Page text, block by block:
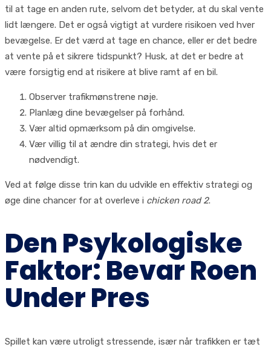
til at tage en anden rute, selvom det betyder, at du skal vente
lidt længere. Det er også vigtigt at vurdere risikoen ved hver
bevægelse. Er det værd at tage en chance, eller er det bedre
at vente på et sikrere tidspunkt? Husk, at det er bedre at
være forsigtig end at risikere at blive ramt af en bil.
Observer trafikmønstrene nøje.
Planlæg dine bevægelser på forhånd.
Vær altid opmærksom på din omgivelse.
Vær villig til at ændre din strategi, hvis det er
nødvendigt.
Ved at følge disse trin kan du udvikle en effektiv strategi og
øge dine chancer for at overleve i chicken road 2.
Den Psykologiske
Faktor: Bevar Roen
Under Pres
Spillet kan være utroligt stressende, især når trafikken er tæt